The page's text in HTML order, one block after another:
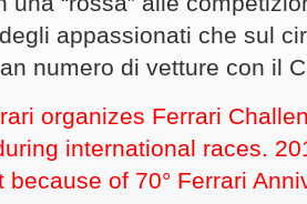
appassionati che sul
numero di vetture con il
organizes Ferrari
international races.
because of 70° Ferrari